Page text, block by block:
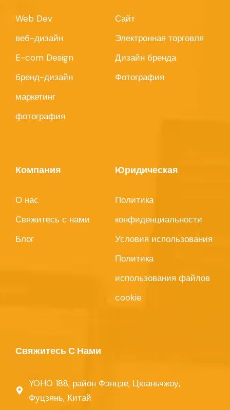
Web Dev
веб-дизайн
E-com Design
бренд-дизайн
маркетинг
фотография
Сайт
Электронная торговля
Дизайн бренда
Фотография
Компания
О нас
Свяжитесь с нами
Блог
Юридическая
Политика
конфиденциальности
Условия использования
Политика
использования файлов
cookie
Свяжитесь С Нами
YOHO 188, район Фэнцзе, Цюаньчжоу,
Фуцзянь, Китай